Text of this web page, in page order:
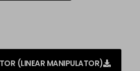
(LINEAR MANIPULATOR)